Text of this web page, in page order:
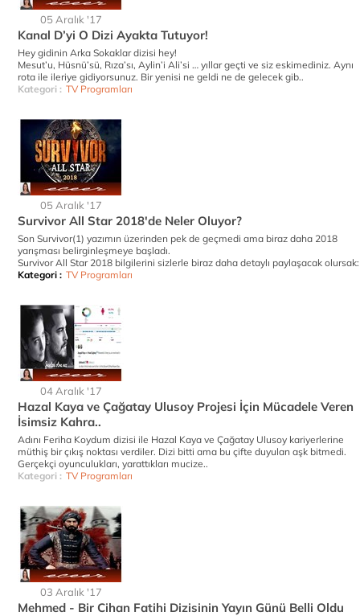
05 Aralık '17
Kanal D’yi O Dizi Ayakta Tutuyor!
Hey gidinin Arka Sokaklar dizisi hey!
Mesut’u, Hüsnü’sü, Rıza’sı, Aylin’i Ali’si … yıllar geçti ve siz eskimediniz. Aynı
rota ile ileriye gidiyorsunuz. Bir yenisi ne geldi ne de gelecek gib..
Kategori : TV Programları
05 Aralık '17
Survivor All Star 2018'de Neler Oluyor?
Son Survivor(1) yazımın üzerinden pek de geçmedi ama biraz daha 2018
yarışması belirginleşmeye başladı.
Survivor All Star 2018 bilgilerini sizlerle biraz daha detaylı paylaşacak olursak:
Kategori : TV Programları
04 Aralık '17
Hazal Kaya ve Çağatay Ulusoy Projesi İçin Mücadele Veren
İsimsiz Kahra..
Adını Feriha Koydum dizisi ile Hazal Kaya ve Çağatay Ulusoy kariyerlerine
müthiş bir çıkış noktası verdiler. Dizi bitti ama bu çifte duyulan aşk bitmedi.
Gerçekçi oyunculukları, yarattıkları mucize..
Kategori : TV Programları
03 Aralık '17
Mehmed - Bir Cihan Fatihi Dizisinin Yayın Günü Belli Oldu